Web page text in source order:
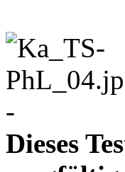
-
Dieses